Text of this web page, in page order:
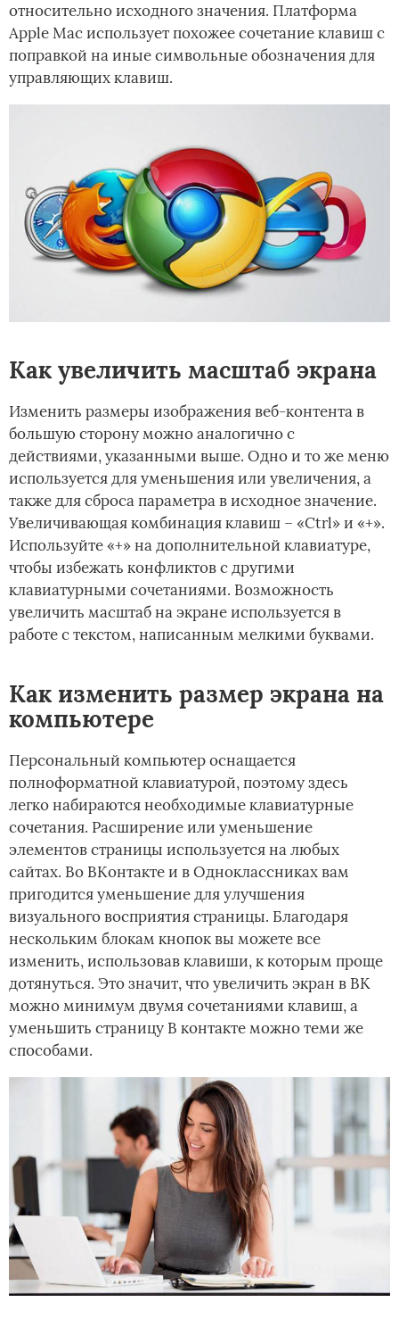
относительно исходного значения. Платформа
Apple Mac использует похожее сочетание клавиш с
поправкой на иные символьные обозначения для
управляющих клавиш.
Как увеличить масштаб экрана
Изменить размеры изображения веб-контента в
большую сторону можно аналогично с
действиями, указанными выше. Одно и то же меню
используется для уменьшения или увеличения, а
также для сброса параметра в исходное значение.
Увеличивающая комбинация клавиш – «Ctrl» и «+».
Используйте «+» на дополнительной клавиатуре,
чтобы избежать конфликтов с другими
клавиатурными сочетаниями. Возможность
увеличить масштаб на экране используется в
работе с текстом, написанным мелкими буквами.
Как изменить размер экрана на
компьютере
Персональный компьютер оснащается
полноформатной клавиатурой, поэтому здесь
легко набираются необходимые клавиатурные
сочетания. Расширение или уменьшение
элементов страницы используется на любых
сайтах. Во ВКонтакте и в Одноклассниках вам
пригодится уменьшение для улучшения
визуального восприятия страницы. Благодаря
нескольким блокам кнопок вы можете все
изменить, использовав клавиши, к которым проще
дотянуться. Это значит, что увеличить экран в ВК
можно минимум двумя сочетаниями клавиш, а
уменьшить страницу В контакте можно теми же
способами.